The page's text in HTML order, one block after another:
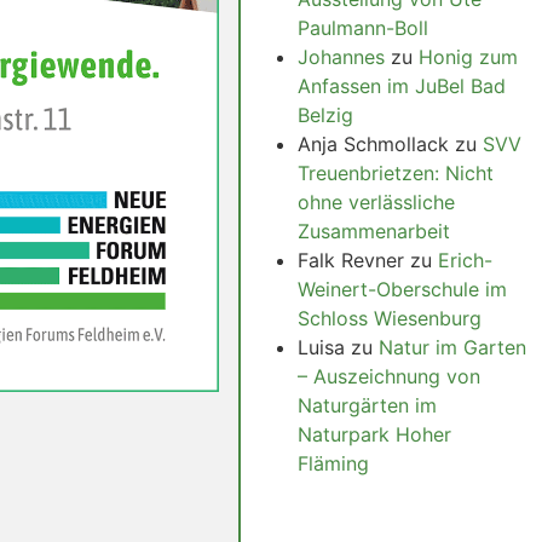
Paulmann-Boll
Johannes zu Honig zum
Anfassen im JuBel Bad
Belzig
Anja Schmollack zu SVV
Treuenbrietzen: Nicht
ohne verlässliche
Zusammenarbeit
Falk Revner zu Erich-
Weinert-Oberschule im
Schloss Wiesenburg
Luisa zu Natur im Garten
– Auszeichnung von
Naturgärten im
Naturpark Hoher
Fläming